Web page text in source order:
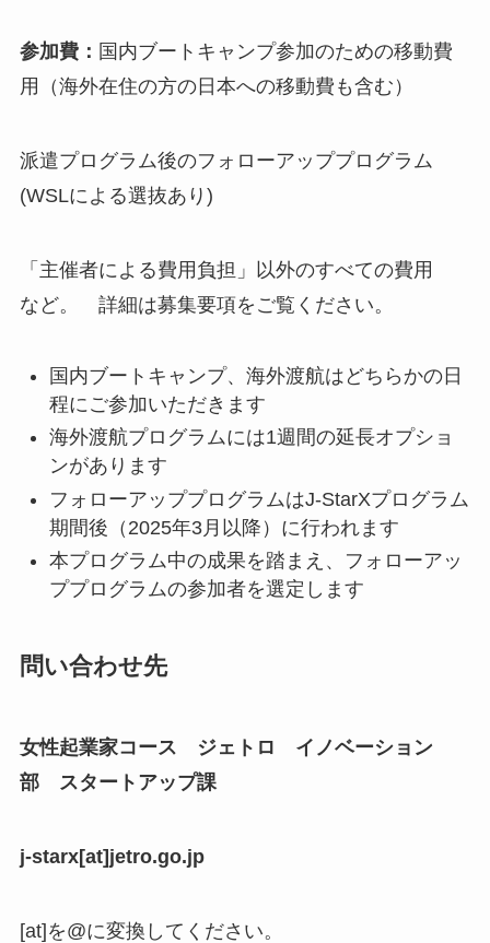
参加費： 国内ブートキャンプ参加のための移動費
用（海外在住の方の日本への移動費も含む）
派遣プログラム後のフォローアッププログラム
(WSLによる選抜あり)
「主催者による費用負担」以外のすべての費用
など。 詳細は募集要項をご覧ください。
国内ブートキャンプ、海外渡航はどちらかの日
程にご参加いただきます
海外渡航プログラムには1週間の延長オプショ
ンがあります
フォローアッププログラムはJ-StarXプログラム
期間後（2025年3月以降）に行われます
本プログラム中の成果を踏まえ、フォローアッ
ププログラムの参加者を選定します
問い合わせ先
女性起業家コース ジェトロ イノベーション
部 スタートアップ課
j-starx[at]jetro.go.jp
[at]を@に変換してください。